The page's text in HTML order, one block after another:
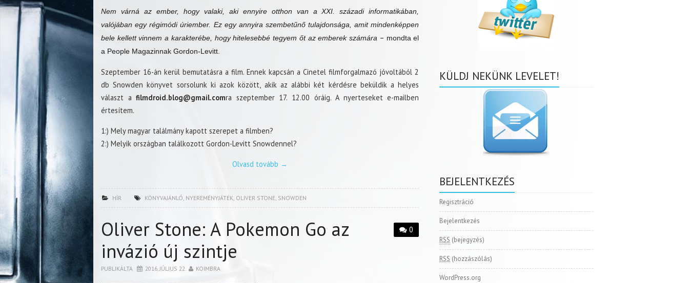
Nem várná az ember, hogy valaki, aki ennyire otthon van a XXI. századi informatikában,
valójában egy régimódi úriember. Ez egy annyira szembetűnő tulajdonsága, amit mindenképpen
bele kellett vinnem a karakterébe, hogy hitelesebbé tegyem őt az emberek számára – mondta el
a People Magazinnak Gordon-Levitt.
Szeptember 16-án kerül bemutatásra a film. Ennek kapcsán a Cinetel filmforgalmazó jóvoltából 2
db Snowden könyvet sorsolunk ki azok között, akik az alábbi két kérdésre beküldik a helyes
választ a filmdroid.blog@gmail.comra szeptember 17. 12.00 óráig. A nyerteseket e-mailben
értesítem.
1:) Mely magyar találmány kapott szerepet a filmben?
2:) Melyik országban találkozott Gordon-Levitt Snowdennel?
Olvasd tovább →
HÍR KÖNYVAJÁNLÓ, NYEREMÉNYJÁTÉK, OLIVER STONE, SNOWDEN
0
Oliver Stone: A Pokemon Go az
invázió új szintje
PUBLIKÁLTA 2016. JÚLIUS 22. KOIMBRA
KÜLDJ NEKÜNK LEVELET!
BEJELENTKEZÉS
Regisztráció
Bejelentkezés
RSS (bejegyzés)
RSS (hozzászólás)
WordPress.org